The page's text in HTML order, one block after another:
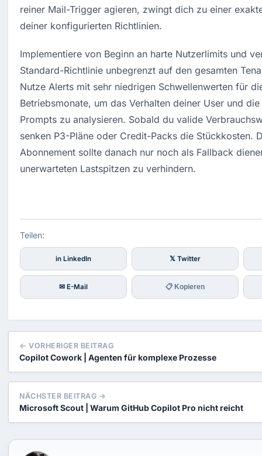
reiner Mail-Trigger agieren, zwingt dich zu einer
deiner konfigurierten Richtlinien.
Implementiere von Beginn an harte Nutzerlimits und
Standard-Richtlinie unbegrenzt auf den gesamten
Nutze Alerts mit sehr niedrigen Schwellenwerten für
Betriebsmonate, um das Verhalten deiner User und
Prompts zu analysieren. Sobald du valide
senken P3-Pläne oder Credit-Packs die Stückkosten.
Abonnement sollte danach nur noch als Fallback
unerwarteten Lastspitzen zu verhindern.
Teilen:
in LinkedIn 𝕏 Twitter
✉ E-Mail 📋 Kopieren
← VORHERIGER BEITRAG
Copilot Cowork | Agenten für komplexe Prozesse
NÄCHSTER BEITRAG →
Microsoft Scout | Warum GitHub Copilot Pro nicht reicht